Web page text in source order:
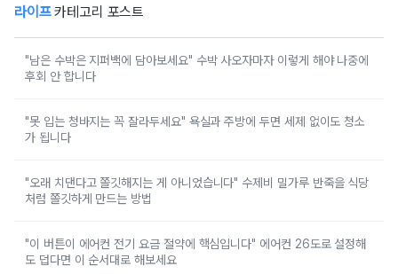
라이프카테고리 포스트
"남은 수박은 지퍼백에 담아보세요" 수박 사오자마자 이렇게 해야 나중에
후회 안 합니다
"못 입는 청바지는 꼭 잘라두세요" 욕실과 주방에 두면 세제 없이도 청소
가 됩니다
"오래 치댄다고 쫄깃해지는 게 아니었습니다" 수제비 밀가루 반죽을 식당
처럼 쫄깃하게 만드는 방법
"이 버튼이 에어컨 전기 요금 절약에 핵심입니다" 에어컨 26도로 설정해
도 덥다면 이 순서대로 해보세요